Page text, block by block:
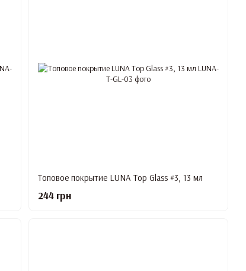
Топовое покрытие LUNA Top Glass #3, 13 мл
244 грн